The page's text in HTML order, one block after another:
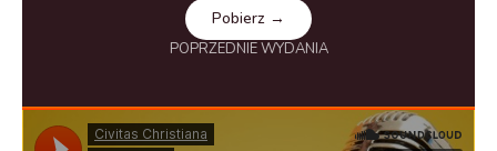
Pobierz →
POPRZEDNIE WYDANIA